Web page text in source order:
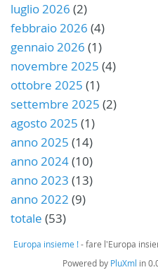
luglio 2026 (2)
febbraio 2026 (4)
gennaio 2026 (1)
novembre 2025 (4)
ottobre 2025 (1)
settembre 2025 (2)
agosto 2025 (1)
anno 2025 (14)
anno 2024(10)
anno 2023 (13)
anno 2022 (9)
totale (53)
Europa insieme !- fare l'Europa
Powered by PluXml in